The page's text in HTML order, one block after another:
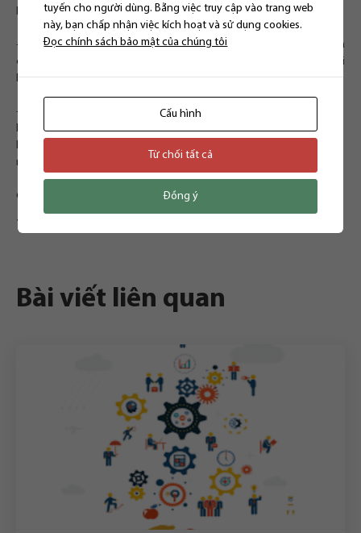
hiện thanh lý tài sản;
+ Thực hiện cưỡng chế để thu hồi tài sản, giao tài sản cho người mua
được tài sản trong vụ việc phá sản theo quy định của pháp luật về thi
hành án dân sự;
+ Sau khi nhận được báo cáo của Quản tài viên, doanh nghiệp quản
lý, thanh lý tài sản về kết quả thanh lý tài sản, Chấp hành viên thực
hiện phương án phân chia tài sản theo quyết định tuyên bố doanh
nghiệp, hợp tác xã phá sản.
Căn cứ điều 120, Luật Phá sản 2014
TỪ KHÓA:
Bài viết liên quan
tuyến cho người dùng. Bằng việc truy cập vào trang web
này, bạn chấp nhận việc kích hoạt và sử dụng cookies.
Đọc chính sách bảo mật của chúng tôi
Cấu hình
Từ chối tất cả
Đồng ý